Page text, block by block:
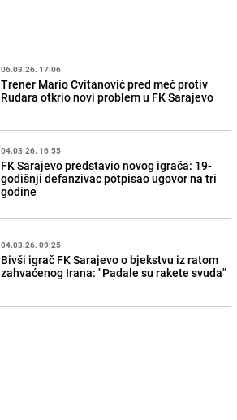
06.03.26. 17:06
Trener Mario Cvitanović pred meč protiv
Rudara otkrio novi problem u FK Sarajevo
04.03.26. 16:55
FK Sarajevo predstavio novog igrača: 19-
godišnji defanzivac potpisao ugovor na tri
godine
04.03.26. 09:25
Bivši igrač FK Sarajevo o bjekstvu iz ratom
zahvaćenog Irana: "Padale su rakete svuda"